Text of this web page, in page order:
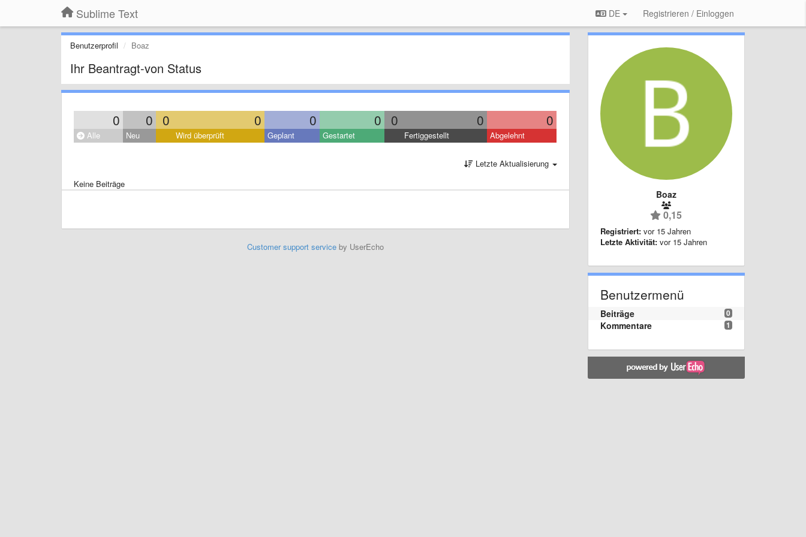
Sublime Text DE Registrieren / Einloggen
Benutzerprofil Boaz
Ihr Beantragt-von Status
0 0 0 0 0 0 0 0 0
Alle Neu Wird überprüft Geplant Gestartet Fertiggestellt Abgelehnt
Letzte Aktualisierung
Keine Beiträge
Customer support serviceby UserEcho
Boaz
0,15
Registriert: vor 15 Jahren
Letzte Aktivität: vor 15 Jahren
Benutzermenü
0
Beiträge
1
Kommentare